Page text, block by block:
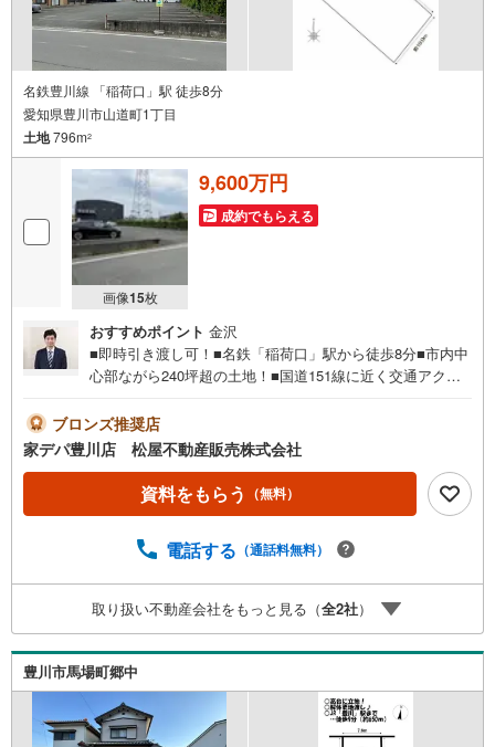
名鉄豊川線 「稲荷口」駅 徒歩8分
愛知県豊川市山道町1丁目
土地796m2
画像15枚
9,600万円
成約でもらえる
おすすめポイント 金沢
■即時引き渡し可！■名鉄「稲荷口」駅から徒歩8分■市内中
心部ながら240坪超の土地！■国道151線に近く交通アクセ
のつよみ●・豊橋市・豊川市・知立市・浜松市の4店舗営業
中！三河エリア・遠州エリアの物件ならおまかせくださ
い。新築戸建、中古戸建、中古マンション、土地をお客様
のご希望に合わせてご提案いたします！・中古物件のリフ
ォーム実績多数！中古物件をご購入の際、約70％という多
ストで、新築同様の快適なお住まいを実現できます。・キ
休日:水曜日）この時間帯はお電話でのお問い合わせがスム
ーズにご案内できます。右下の電話ボタンをタッチ！もし
くはお気軽にお電話ください。
ブロンズ推奨店
家デパ豊川店 松屋不動産販売株式会社
資料をもらう （無料）
電話する （通話料無料）
取り扱い不動産会社をもっと見る（全2社）
豊川市馬場町郷中